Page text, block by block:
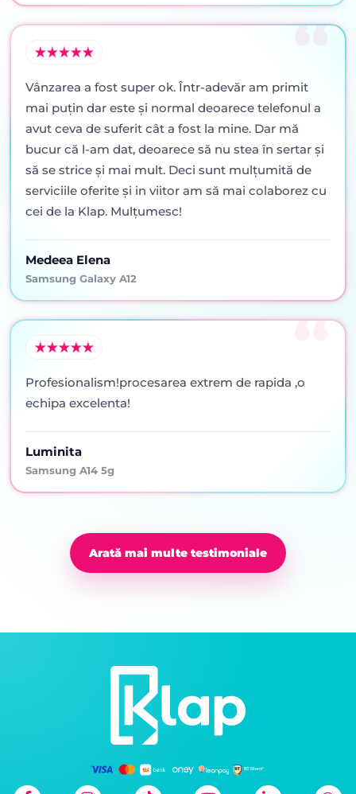
Vânzarea a fost super ok. Într-adevăr am primit
mai puţin dar este şi normal deoarece telefonul a
avut ceva de suferit cât a fost la mine. Dar mă
bucur că l-am dat, deoarece să nu stea în sertar şi
să se strice şi mai mult. Deci sunt mulţumită de
serviciile oferite şi in viitor am să mai colaborez cu
cei de la Klap. Mulţumesc!
Medeea Elena
Samsung Galaxy A12
Profesionalism!procesarea extrem de rapida ,o
echipa excelenta!
Luminita
Samsung A14 5g
Arată mai multe testimoniale